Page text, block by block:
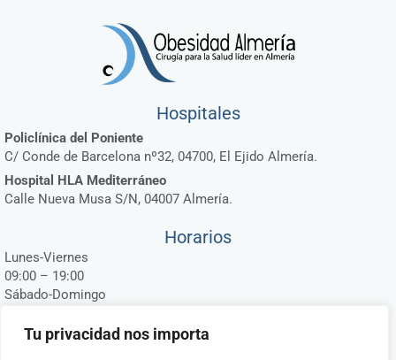
Tu privacidad nos importa
Hospitales
Policlínica del Poniente
C/ Conde de Barcelona nº32, 04700, El Ejido Almería.
Hospital HLA Mediterráneo
Calle Nueva Musa S/N, 04007 Almería.
Horarios
Lunes-Viernes
09:00 – 19:00
Sábado-Domingo
Contáctanos